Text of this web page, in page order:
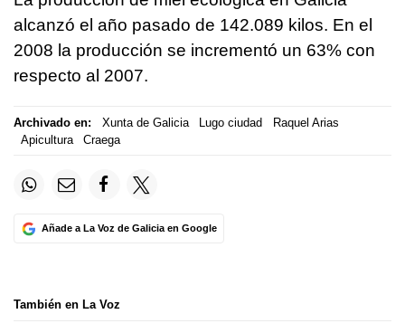
alcanzó el año pasado de 142.089 kilos. En el
2008 la producción se incrementó un 63% con
respecto al 2007.
Archivado en: Xunta de Galicia Lugo ciudad
Raquel Arias
Apicultura
Craega
Añade a La Voz de Galicia en Google
También en La Voz